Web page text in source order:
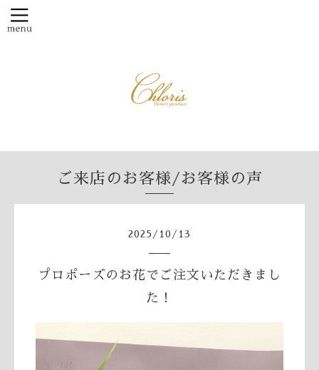
ご来店のお客様/お客様の声
2025 / 10 / 13
プロポーズのお花でご注文いただきまし
た！